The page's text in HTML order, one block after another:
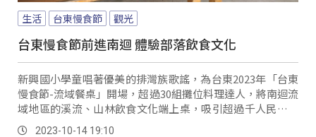
生活 台東慢食節 觀光
台東慢食節前進南迴 體驗部落飲食文化
新興國小學童唱著優美的排灣族歌謠，為台東2023年「台東
慢食節-流域餐桌」開場，超過30組攤位料理達人，將南迴流
域地區的溪流、山林飲食文化端上桌，吸引超過千人民眾前
來品嘗。
2023-10-14 19:10